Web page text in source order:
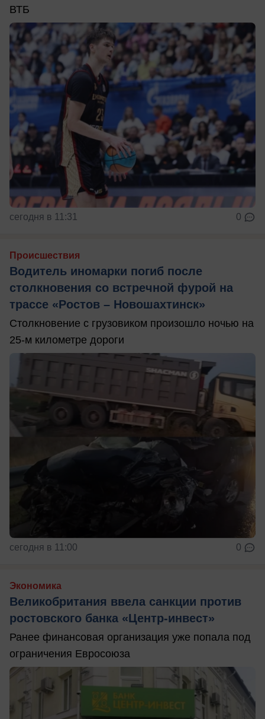
ВТБ
сегодня в 11:31 0
Происшествия
Водитель иномарки погиб после
столкновения со встречной фурой на
трассе «Ростов – Новошахтинск»
Столкновение с грузовиком произошло ночью на
25-м километре дороги
сегодня в 11:00 0
Экономика
Великобритания ввела санкции против
ростовского банка «Центр-инвест»
Ранее финансовая организация уже попала под
ограничения Евросоюза